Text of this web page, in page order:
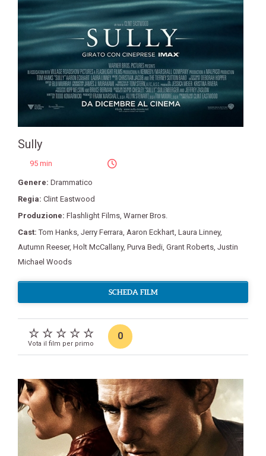
Sully
95 min
Genere: Drammatico
Regia: Clint Eastwood
Produzione: Flashlight Films Warner Bros.
Cast:Tom Hanks Jerry Ferrara Aaron Eckhart Laura Linney,
Autumn Reeser, Holt McCallany, Purva Bedi Grant Roberts Justin
Michael Woods
SCHEDA FILM
Vota il film per primo
0